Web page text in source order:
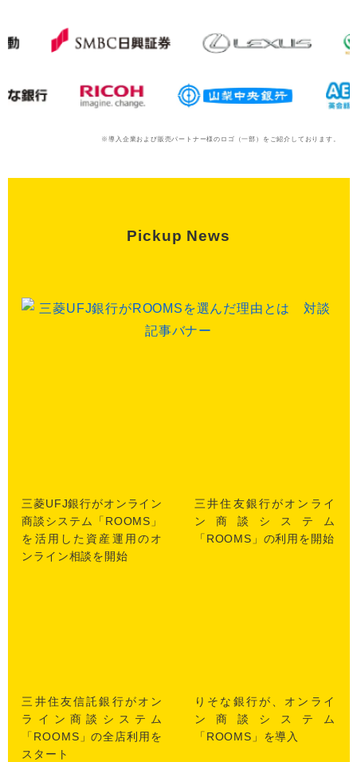
※導入企業および販売パートナー様のロゴ（一部）をご紹介しております。
Pickup News
三菱UFJ銀行がオンライン
商談システム「ROOMS」
を活用した資産運用のオ
ンライン相談を開始
三井住友銀行がオンライ
ン商談システム
「ROOMS」の利用を開始
三井住友信託銀行がオン
ライン商談システム
「ROOMS」の全店利用を
スタート
りそな銀行が、オンライ
ン商談システム
「ROOMS」を導入